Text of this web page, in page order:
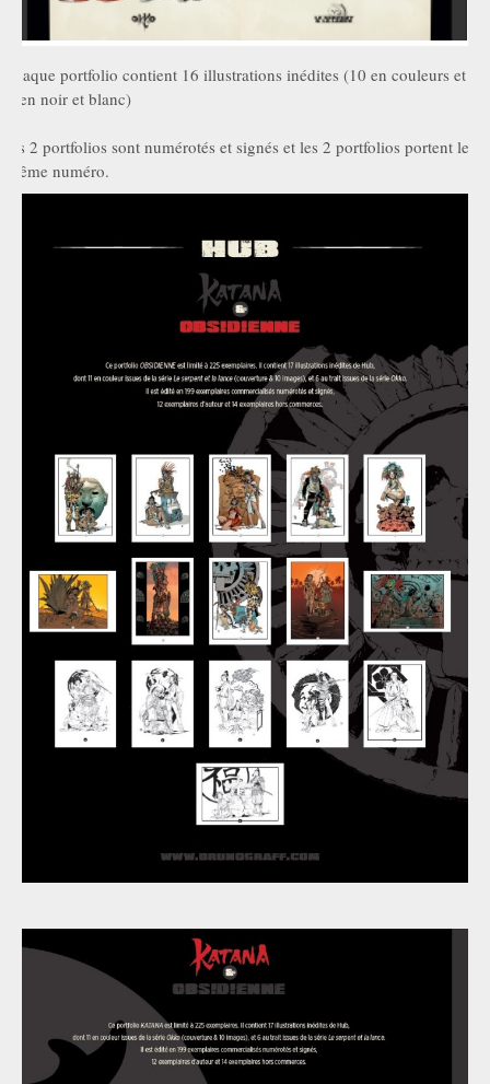
chaque portfolio contient 16 illustrations inédites (10 en couleurs et
6 en noir et blanc)
les 2 portfolios sont numérotés et signés et les 2 portfolios portent le
même numéro.